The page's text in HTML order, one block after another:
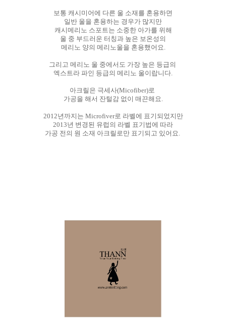
보통 캐시미어에 다른 울 소재를 혼용하면
일반 울을 혼용하는 경우가 많지만
캐시메리노 스포트는 소중한 아가를 위해
울 중 부드러운 터칭과 높은 보온성의
메리노 양의 메리노울을 혼용했어요.
그리고 메리노 울 중에서도 가장 높은 등급의
엑스트라 파인 등급의 메리노 울이랍니다.
아크릴은 극세사(Micofiber)로
가공을 해서 잔털감 없이 매끈해요.
2012년까지는 Microfiver로 라벨에 표기되었지만
2013년 변경된 유럽의 라벨 표기법에 따라
가공 전의 원 소재 아크릴로만 표기되고 있어요.